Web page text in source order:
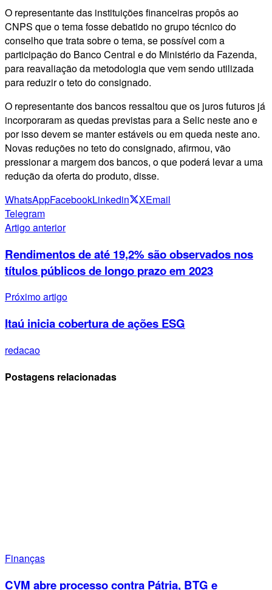
O representante das instituições financeiras propôs ao
CNPS que o tema fosse debatido no grupo técnico do
conselho que trata sobre o tema, se possível com a
participação do Banco Central e do Ministério da Fazenda,
para reavaliação da metodologia que vem sendo utilizada
para reduzir o teto do consignado.
O representante dos bancos ressaltou que os juros futuros já
incorporaram as quedas previstas para a Selic neste ano e
por isso devem se manter estáveis ou em queda neste ano.
Novas reduções no teto do consignado, afirmou, vão
pressionar a margem dos bancos, o que poderá levar a uma
redução da oferta do produto, disse.
WhatsAppFacebookLinkedin XEmail
Telegram
Artigo anterior
Rendimentos de até 19,2% são observados nos
títulos públicos de longo prazo em 2023
Próximo artigo
Itaú inicia cobertura de ações ESG
redacao
Postagens relacionadas
Finanças
CVM abre processo contra Pátria, BTG e